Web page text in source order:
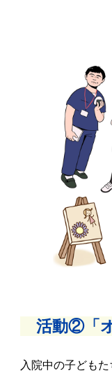
活動②「
入院中の子ども